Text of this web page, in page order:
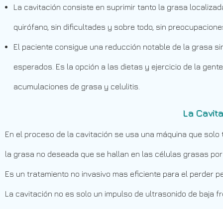
La cavitación consiste en suprimir tanto la grasa
quirófano, sin dificultades y sobre todo, sin
El paciente consigue una reducción notable de la grasa
esperados. Es la opción a las dietas y ejercicio de la
acumulaciones de grasa y celulitis.
La
En el proceso de la cavitación se usa una máquina que
la grasa no deseada que se hallan en las células grasas
Es un tratamiento no invasivo mas eficiente para el perder
La cavitación no es solo un impulso de ultrasonido de baja